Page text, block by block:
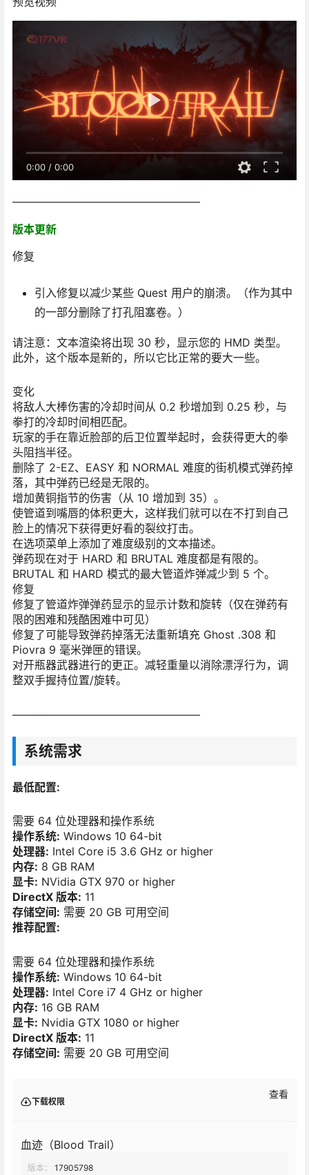
0:00 / 0:00
—————————————————
版本更新
修复
引入修复以减少某些 Quest 用户的崩溃。（作为其中
的一部分删除了打孔阻塞卷。）
请注意：文本渲染将出现 30 秒，显示您的 HMD 类型。
此外，这个版本是新的，所以它比正常的要大一些。
变化
将敌人大棒伤害的冷却时间从 0.2 秒增加到 0.25 秒，与
拳打的冷却时间相匹配。
玩家的手在靠近脸部的后卫位置举起时，会获得更大的拳
头阻挡半径。
删除了 2-EZ、EASY 和 NORMAL 难度的街机模式弹药掉
落，其中弹药已经是无限的。
增加黄铜指节的伤害（从 10 增加到 35）。
使管道到嘴唇的体积更大，这样我们就可以在不打到自己
脸上的情况下获得更好看的裂纹打击。
在选项菜单上添加了难度级别的文本描述。
弹药现在对于 HARD 和 BRUTAL 难度都是有限的。
BRUTAL 和 HARD 模式的最大管道炸弹减少到 5 个。
修复
修复了管道炸弹弹药显示的显示计数和旋转（仅在弹药有
限的困难和残酷困难中可见）
修复了可能导致弹药掉落无法重新填充 Ghost .308 和
Piovra 9 毫米弹匣的错误。
对开瓶器武器进行的更正。减轻重量以消除漂浮行为，调
整双手握持位置/旋转。
—————————————————
系统需求
最低配置:
需要 64 位处理器和操作系统
操作系统: Windows 10 64-bit
处理器: Intel Core i5 3.6 GHz or higher
内存: 8 GB RAM
显卡: NVidia GTX 970 or higher
DirectX 版本: 11
存储空间: 需要 20 GB 可用空间
推荐配置:
需要 64 位处理器和操作系统
操作系统: Windows 10 64-bit
处理器: Intel Core i7 4 GHz or higher
内存: 16 GB RAM
显卡: Nvidia GTX 1080 or higher
DirectX 版本: 11
存储空间: 需要 20 GB 可用空间
下载权限
查看
血迹（Blood Trail）
版本：
17905798